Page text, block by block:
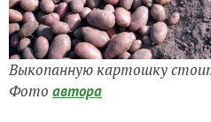
Выкопанную картошку
Фото автора